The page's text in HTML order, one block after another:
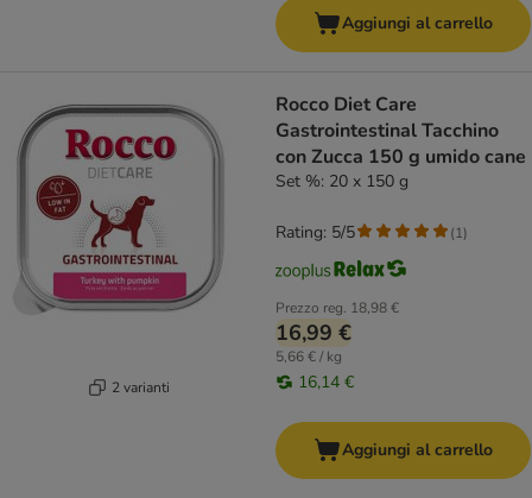
Aggiungi al carrello
2 varianti
Rocco Diet Care
Gastrointestinal Tacchino
con Zucca 150 g umido cane
Set %: 20 x 150 g
Prezzo reg. 18,98 €
16,99 €
5,66 € / kg
16,14 €
Rating: 5/5 (1)
Aggiungi al carrello